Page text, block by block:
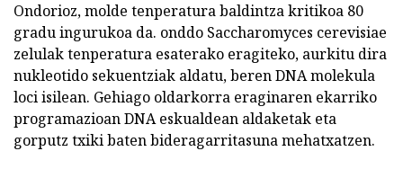
Ondorioz, molde tenperatura baldintza kritikoa 80
gradu ingurukoa da. onddo Saccharomyces cerevisiae
zelulak tenperatura esaterako eragiteko, aurkitu dira
nukleotido sekuentziak aldatu, beren DNA molekula
loci isilean. Gehiago oldarkorra eraginaren ekarriko
programazioan DNA eskualdean aldaketak eta
gorputz txiki baten bideragarritasuna mehatxatzen.